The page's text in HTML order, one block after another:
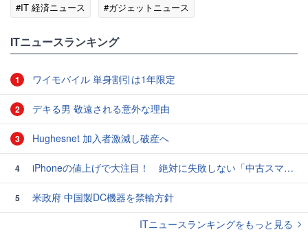
#IT 経済ニュース #ガジェットニュース
ITニュースランキング
1 ワイモバイル 単身割引は1年限定
2 デキる男 敬遠される意外な理由
3 Hughesnet 加入者激減し破産へ
4 iPhoneの値上げで大注目！ 絶対に失敗しない「中古スマホ」の売り方＆買い方
5
米政府 中国製DC機器を禁輸方針
ITニュースランキングをもっと見る